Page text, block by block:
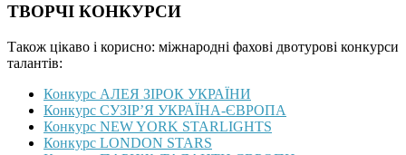
ТВОРЧІ КОНКУРСИ
Також цікаво і корисно: міжнародні фахові двотурові конкурси
талантів:
Конкурс АЛЕЯ ЗІРОК УКРАЇНИ
Конкурс СУЗІР’Я УКРАЇНА-ЄВРОПА
Конкурс NEW YORK STARLIGHTS
Конкурс LONDON STARS